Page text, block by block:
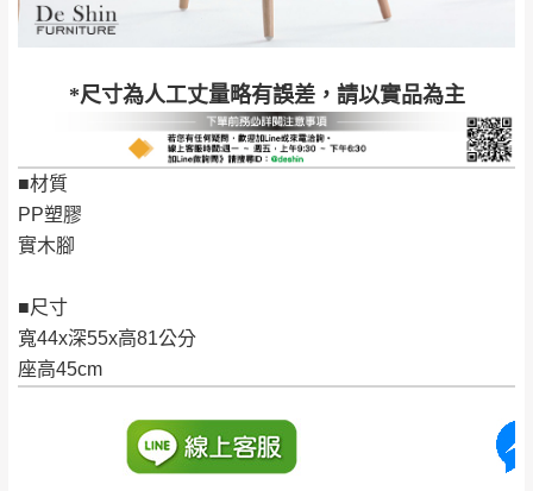
*尺寸為人工丈量略有誤差，請以實品為主
■材質
PP塑膠
實木腳
■尺寸
寬44x深55x高81公分
座高45cm
基隆
$ 9,000以上：免
$ 9,000以下：
NT$500元
＊A108產品另收運費
基隆山區
｜周（一）配送部門固定公休無送貨｜
費用將由買方自行支付。
因大型傢俱有組裝、配送的問題，並非一般
機當天到貨前皆會再與您通知，讓你不用整
天在家等貨，以節省您的寶貴時間。
由於百貨公司配送較為不易，故暫無法配送
若您選擇三聯式或索取兩聯式發票，發票將於商品
完成出貨15個工作天另行寄出，另外約加上2~7個
工作天內送達，如遇國定假日將順延寄送。
退換貨說明：
若收到不良品，請於到貨日起七日內通知本